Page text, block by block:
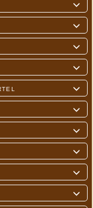









